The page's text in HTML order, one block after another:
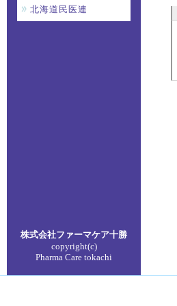
北海道民医連
株式会社ファーマケア十勝
copyright(c)
Pharma Care tokachi